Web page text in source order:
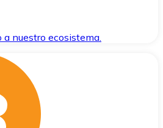
nuestro ecosistema.